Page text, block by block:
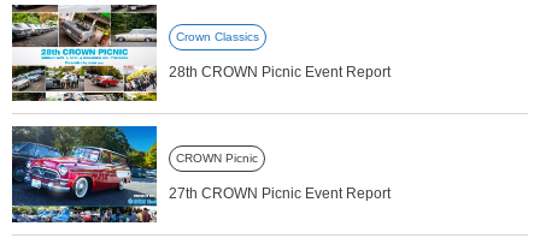
Crown Classics
28th CROWN Picnic Event Report
CROWN Picnic
27th CROWN Picnic Event Report